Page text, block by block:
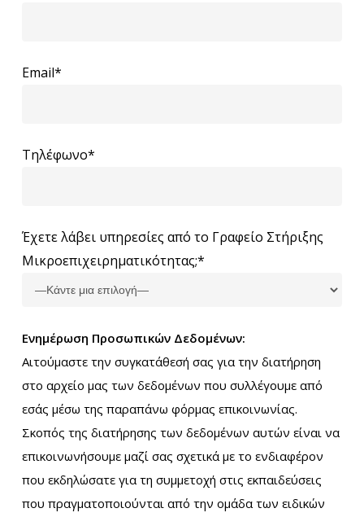
Email*
Τηλέφωνο*
Έχετε λάβει υπηρεσίες από το Γραφείο Στήριξης
Μικροεπιχειρηματικότητας;*
Ενημέρωση Προσωπικών Δεδομένων:
Αιτούμαστε την συγκατάθεσή σας για την διατήρηση
στο αρχείο μας των δεδομένων που συλλέγουμε από
εσάς μέσω της παραπάνω φόρμας επικοινωνίας.
Σκοπός της διατήρησης των δεδομένων αυτών είναι να
επικοινωνήσουμε μαζί σας σχετικά με το ενδιαφέρον
που εκδηλώσατε για τη συμμετοχή στις εκπαιδεύσεις
που πραγματοποιούνται από την ομάδα των ειδικών